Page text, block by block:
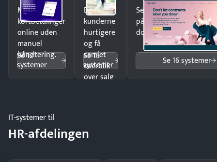
Modtag
kortbetalinger
online uden
manuel
håndtering.
Se 12
systemer
Ekspedér
kunderne
hurtigere
og få
samlet
overblik
over salg
Se 15
systemer
Send kontrakter til
på minutter og mist
dokumenter.
Se 16 systemer
IT-systemer til
HR-afdelingen